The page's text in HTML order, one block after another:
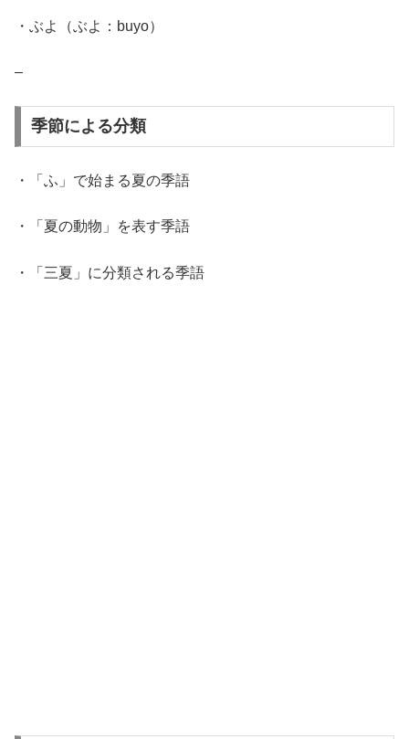
・ぶよ（ぶよ：buyo）
–
季節による分類
・「ふ」で始まる夏の季語
・「夏の動物」を表す季語
・「三夏」に分類される季語